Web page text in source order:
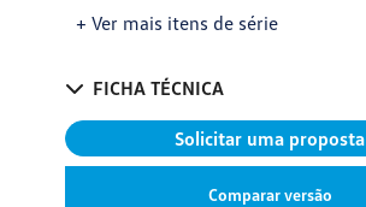
+ Ver mais itens de série
FICHA TÉCNICA
Solicitar uma proposta
Comparar versão